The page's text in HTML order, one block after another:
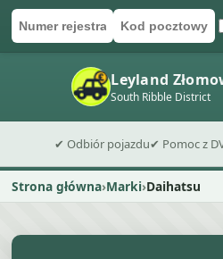
Numer
Kod
Wyślij
Leyland
South Ribble District
✔ Odbiór pojazdu✔ Pomoc z
Strona główna Marki Daihatsu